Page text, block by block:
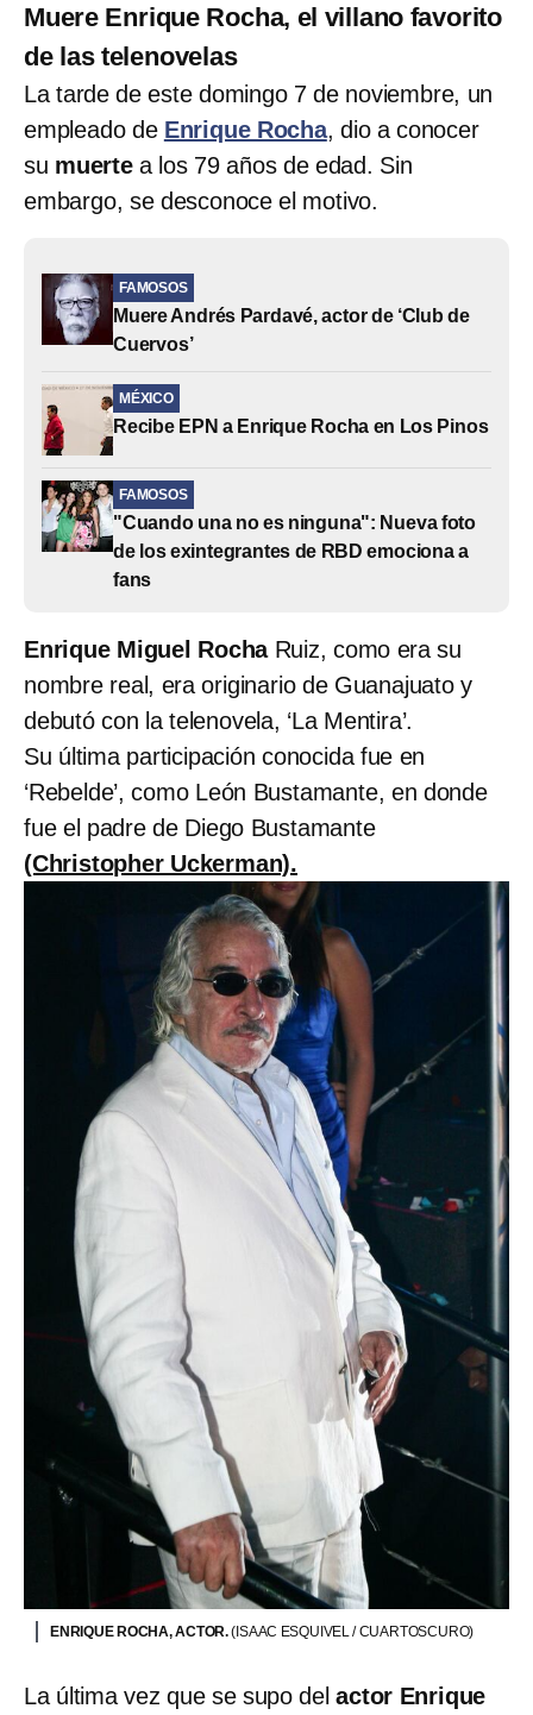
Muere Enrique Rocha, el villano favorito
de las telenovelas
La tarde de este domingo 7 de noviembre, un
empleado de Enrique Rocha, dio a conocer
su muertea los 79 años de edad. Sin
embargo, se desconoce el motivo.
FAMOSOS
Muere Andrés Pardavé, actor de ‘Club de
Cuervos’
MÉXICO
Recibe EPN a Enrique Rocha en Los Pinos
FAMOSOS
"Cuando una no es ninguna": Nueva foto
de los exintegrantes de RBD emociona a
fans
Enrique Miguel RochaRuiz, como era su
nombre real, era originario de Guanajuato y
debutó con la telenovela, ‘La Mentira’.
Su última participación conocida fue en
‘Rebelde’, como León Bustamante, en donde
fue el padre de Diego Bustamante
(Christopher Uckerman).
ENRIQUE ROCHA, ACTOR.(ISAAC ESQUIVEL / CUARTOSCURO)
La última vez que se supo del actor Enrique